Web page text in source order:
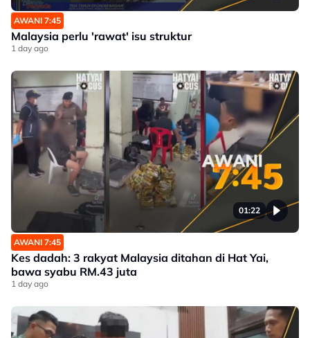
AWANI 7:45
Malaysia perlu 'rawat' isu struktur
1 day ago
01:22
AWANI 7:45
Kes dadah: 3 rakyat Malaysia ditahan di Hat Yai,
bawa syabu RM.43 juta
1 day ago